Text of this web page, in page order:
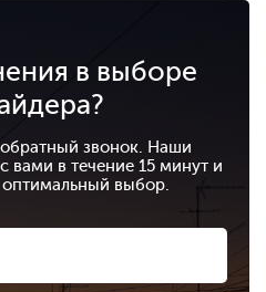
в выборе
обратный звонок. Наши
вами в течение 15 минут и
оптимальный выбор.